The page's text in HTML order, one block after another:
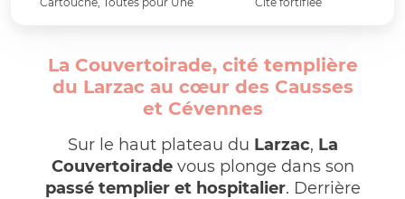
La Couvertoirade, cité templière
du Larzac au cœur des Causses
et Cévennes
Sur le haut plateau du Larzac, La
Couvertoiradevous plonge dans son
passé templier et hospitalier. Derrière